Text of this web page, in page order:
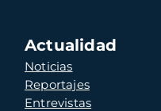
Actualidad
Noticias
Reportajes
Entrevistas